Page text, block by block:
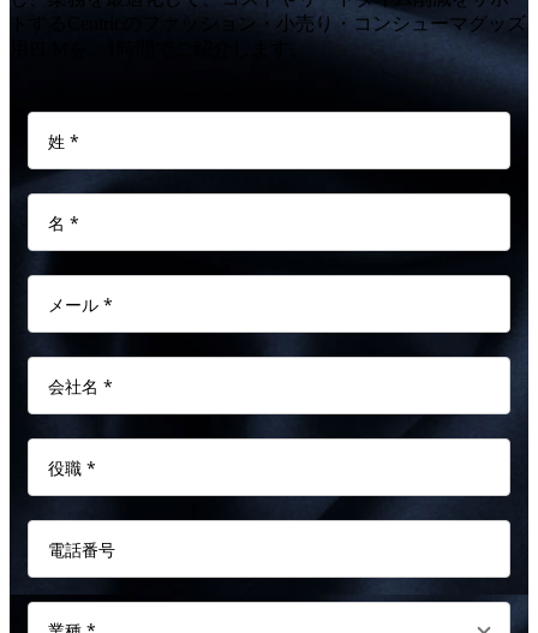
トするCentricのファッション・小売り・コンシューマグッズ